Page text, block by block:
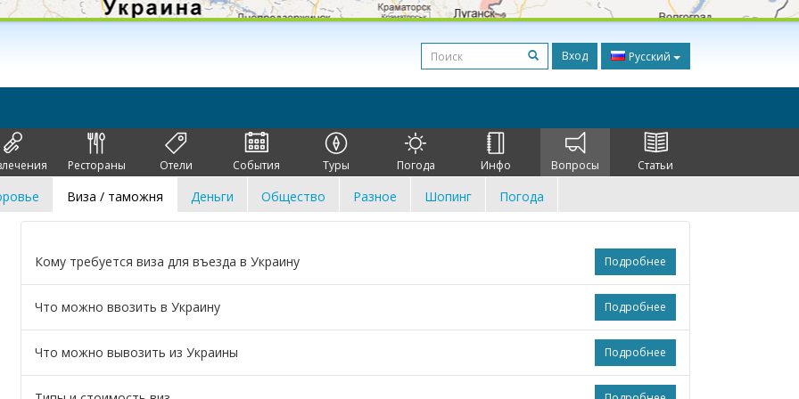
Вход Русский
Рестораны Отели События Туры Погода Инфо Вопросы Статьи
Виза / таможня Деньги Общество Разное Шопинг Погода
Подробнее
Кому требуется виза для въезда в Украину
Подробнее
Что можно ввозить в Украину
Подробнее
Что можно вывозить из Украины